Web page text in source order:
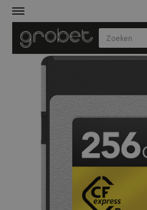
Fotocamera